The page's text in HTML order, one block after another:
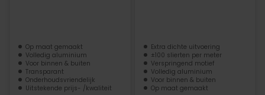
Op maat gemaakt
Volledig aluminium
Voor binnen & buiten
Transparant
Onderhoudsvriendelijk
Uitstekende prijs- /kwaliteit
Extra dichte uitvoering
±100 slierten per meter
Verspringend motief
Volledig aluminium
Voor binnen & buiten
Op maat gemaakt